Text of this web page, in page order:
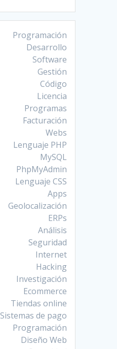
Programación
Desarrollo
Software
Gestión
Código
Licencia
Programas
Facturación
Webs
Lenguaje PHP
MySQL
PhpMyAdmin
Lenguaje CSS
Apps
Geolocalización
ERPs
Análisis
Seguridad
Internet
Hacking
Investigación
Ecommerce
Tiendas online
Sistemas de pago
Programación
Diseño Web